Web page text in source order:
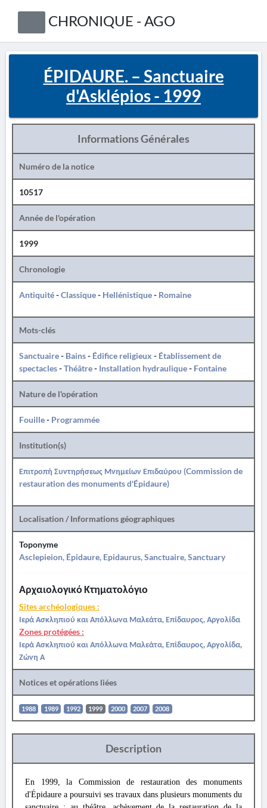
CHRONIQUE - AGO
ÉPIDAURE. – Sanctuaire
d'Asklépios - 1999
Informations Générales
Numéro de la notice
10517
Année de l'opération
1999
Chronologie
Antiquité-Classique- Hellénistique- Romaine
Mots-clés
Sanctuaire- Bains- Édifice religieux - Établissement de
spectacles-Théâtre- Installation hydraulique- Fontaine
Nature de l'opération
Fouille- Programmée
Institution(s)
Επιτροπή Συντηρήσεως Μνημείων Επιδαύρου (Commission de
restauration des monuments d'Épidaure)
Localisation / Informations géographiques
Toponyme
Asclepieion, Épidaure, Epidaurus, Sanctuaire, Sanctuary
Αρχαιολογικό Κτηματολόγιο
Sites archéologiques :
Ιερά Ασκληπιού και Απόλλωνα Μαλεάτα, Επίδαυρος, Αργολίδα
Zones protégées :
Ιερά Ασκληπιού και Απόλλωνα Μαλεάτα, Επίδαυρος, Αργολίδα,
Ζώνη Α
Notices et opérations liées
1988 1989 1992 1999 2000 2007 2008
Description
En 1999, la Commission de restauration des monuments
d'Épidaure a poursuivi ses travaux dans plusieurs monuments du